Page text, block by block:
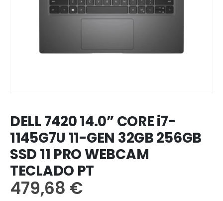
DELL 7420 14.0” CORE i7-
1145G7U 11-GEN 32GB 256GB
SSD 11 PRO WEBCAM
TECLADO PT
479,68 €